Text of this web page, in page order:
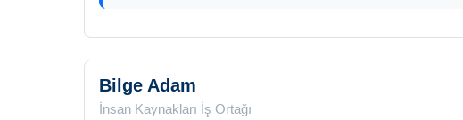
Bilge Adam
İnsan Kaynakları İş Ortağı